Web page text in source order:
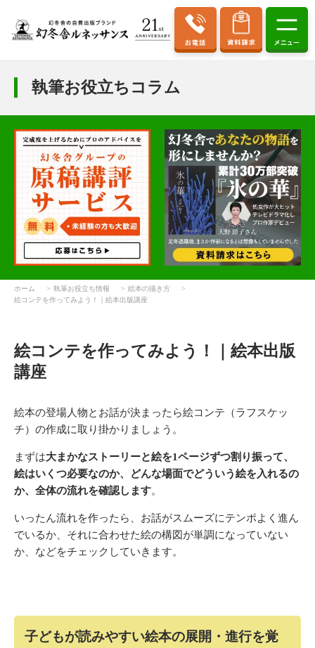
執筆お役立ちコラム
ホーム 執筆お役立ち情報
絵本の描き方
絵コンテを作ってみよう！｜絵本出版講座
絵コンテを作ってみよう！｜絵本出版
講座
絵本の登場人物とお話が決まったら絵コンテ（ラフスケッ
チ）の作成に取り掛かりましょう。
まずは大まかなストーリーと絵を1ページずつ割り振って、
絵はいくつ必要なのか、どんな場面でどういう絵を入れるの
か、全体の流れを確認します。
いったん流れを作ったら、お話がスムーズにテンポよく進ん
でいるか、それに合わせた絵の構図が単調になっていない
か、などをチェックしていきます。
子どもが読みやすい絵本の展開・進行を覚